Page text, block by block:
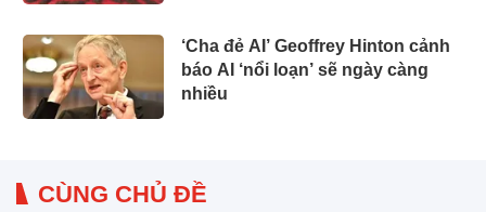
‘Cha đẻ AI’ Geoffrey Hinton cảnh
báo AI ‘nổi loạn’ sẽ ngày càng
nhiều
CÙNG CHỦ ĐỀ